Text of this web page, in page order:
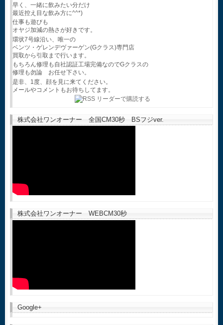
早く、一緒に飲みたい分だけ
最近控え目な飲み方に^^*)
仕事も遊びも
オヤジ加減の熱さが好きです。
環状7号線沿い、唯一の
ベンツ・ゲレンデヴァーゲン(Gクラス)専門店
買取から引取まで行います。
もちろん修理も自社認証工場完備なのでGクラスの
修理も勿論 お任せ下さい。
是非、1度、顔を見に来てください。
メールやコメントもお待ちしてます。
株式会社ワンオーナー 全国CM30秒 BSフジver.
株式会社ワンオーナー WEBCM30秒
Google+